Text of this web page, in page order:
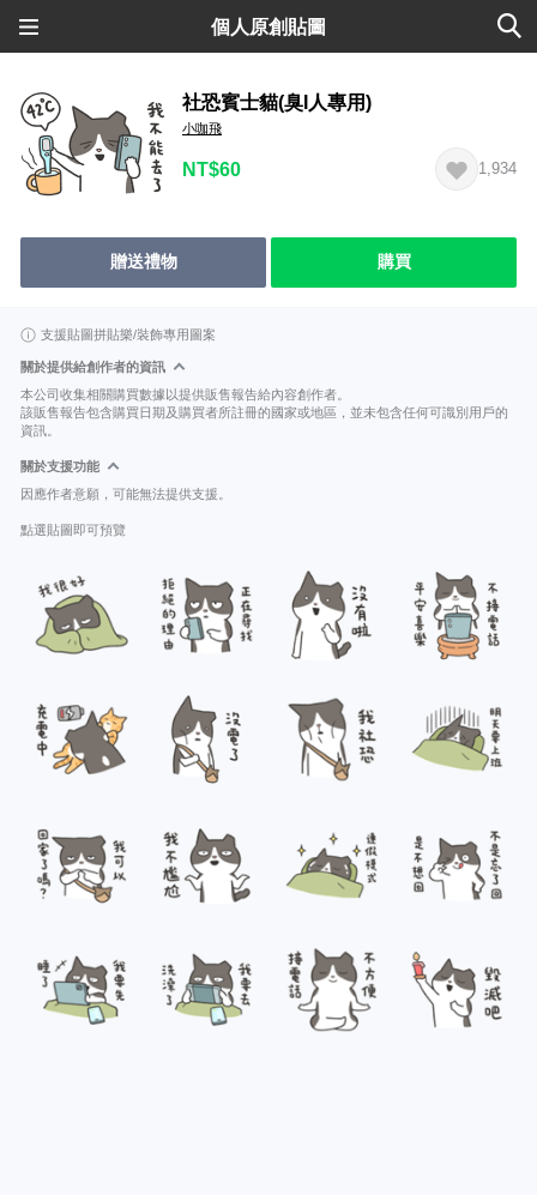
個人原創貼圖
社恐賓士貓(臭I人專用)
小咖飛
NT$60 1,934
贈送禮物 購買
支援貼圖拼貼樂/裝飾專用圖案
關於提供給創作者的資訊
本公司收集相關購買數據以提供販售報告給內容創作者。
該販售報告包含購買日期及購買者所註冊的國家或地區，並未包含任何可識別用戶的
資訊。
關於支援功能
因應作者意願，可能無法提供支援。
點選貼圖即可預覽